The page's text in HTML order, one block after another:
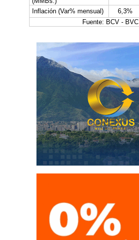
Inflación (Var% mensual)
6,3%
Fuente: BCV - BVC